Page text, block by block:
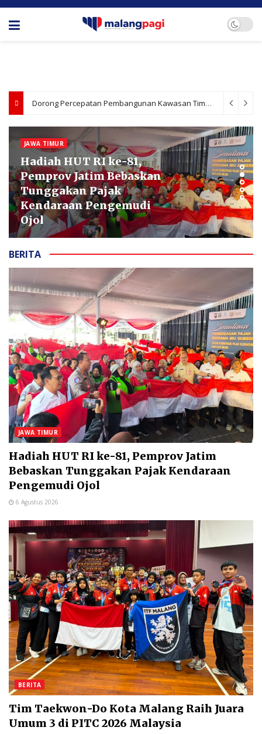
Pemkot Malang Optimalkan DBHCHT untuk Tingkatkan Kesejahteraan Masyarakat
KOTA MALANG
Forum Cangkrukan
Pancasila Dorong
Kebijakan Ekonomi Lebih
Berpihak ke UMKM
BERITA
JAWA TIMUR
Hadiah HUT RI ke-81, Pemprov Jatim
Bebaskan Tunggakan Pajak Kendaraan
Pengemudi Ojol
6 Agustus 2026
BERITA
Tim Taekwon-Do Kota Malang Raih Juara
Umum 3 di PITC 2026 Malaysia